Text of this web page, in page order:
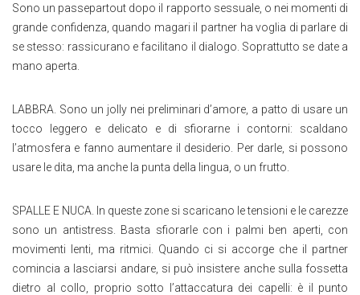
Sono un passepartout dopo il rapporto sessuale, o nei momenti di
grande confidenza, quando magari il partner ha voglia di parlare di
se stesso: rassicurano e facilitano il dialogo. Soprattutto se date a
mano aperta.
LABBRA. Sono un jolly nei preliminari d’amore, a patto di usare un
tocco leggero e delicato e di sfiorarne i contorni: scaldano
l’atmosfera e fanno aumentare il desiderio. Per darle, si possono
usare le dita, ma anche la punta della lingua, o un frutto.
SPALLE E NUCA. In queste zone si scaricano le tensioni e le carezze
sono un antistress. Basta sfiorarle con i palmi ben aperti, con
movimenti lenti, ma ritmici. Quando ci si accorge che il partner
comincia a lasciarsi andare, si può insistere anche sulla fossetta
dietro al collo, proprio sotto l’attaccatura dei capelli: è il punto